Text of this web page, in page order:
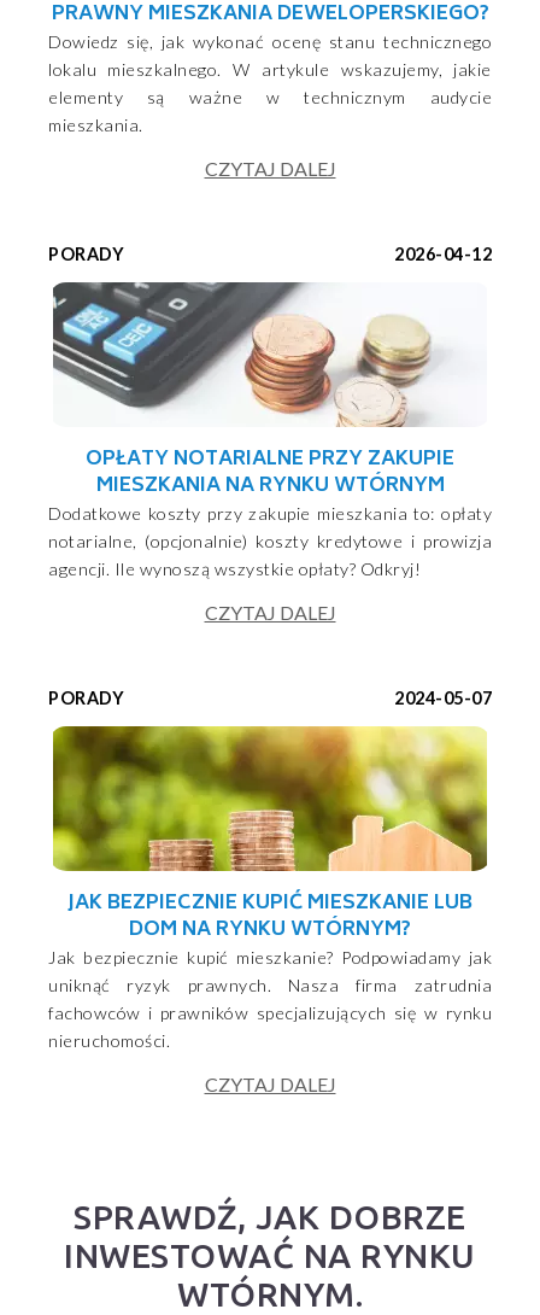
PRAWNY MIESZKANIA DEWELOPERSKIEGO?
Dowiedz się, jak wykonać ocenę stanu technicznego
lokalu mieszkalnego. W artykule wskazujemy, jakie
elementy są ważne w technicznym audycie
mieszkania.
CZYTAJ DALEJ
PORADY 2026-04-12
OPŁATY NOTARIALNE PRZY ZAKUPIE
MIESZKANIA NA RYNKU WTÓRNYM
Dodatkowe koszty przy zakupie mieszkania to: opłaty
notarialne, (opcjonalnie) koszty kredytowe i prowizja
agencji. Ile wynoszą wszystkie opłaty? Odkryj!
CZYTAJ DALEJ
PORADY 2024-05-07
JAK BEZPIECZNIE KUPIĆ MIESZKANIE LUB
DOM NA RYNKU WTÓRNYM?
Jak bezpiecznie kupić mieszkanie? Podpowiadamy jak
uniknąć ryzyk prawnych. Nasza firma zatrudnia
fachowców i prawników specjalizujących się w rynku
nieruchomości.
CZYTAJ DALEJ
SPRAWDŹ, JAK DOBRZE
INWESTOWAĆ NA RYNKU
WTÓRNYM.